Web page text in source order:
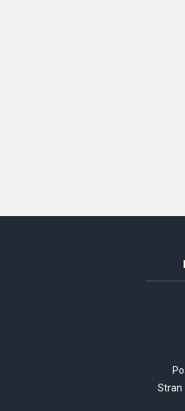
Stran